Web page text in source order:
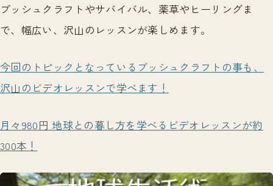
ブッシュクラフトやサバイバル、薬草やヒーリングま
で、幅広い、沢山のレッスンが楽しめます。
今回のトピックとなっているブッシュクラフトの事も、
沢山のビデオレッスンで学べます！
月々980円 地球との暮し方を学べるビデオレッスンが約
300本！